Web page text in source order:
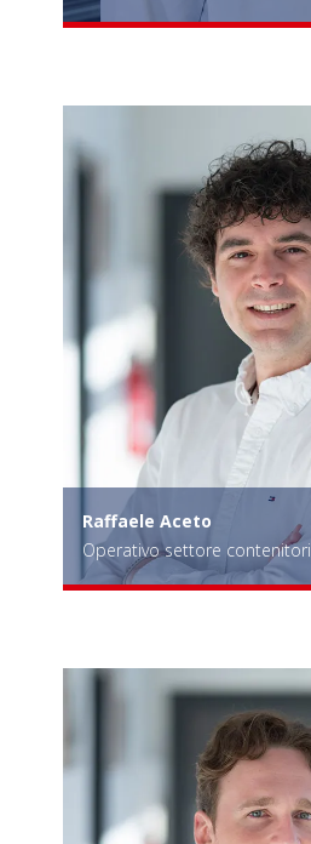
Raffaele Aceto
Operativo settore contenitori